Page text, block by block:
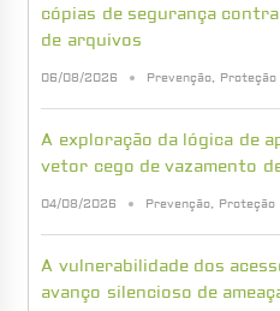
cópias de segurança
de arquivos
06/08/2026 Prevenção Proteção
A exploração da lógica de
vetor cego de vazamento
04/08/2026 Prevenção Proteção
A vulnerabilidade dos
avanço silencioso de